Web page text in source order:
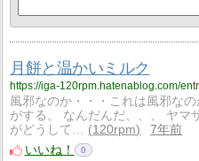
月餅と温かいミルク
風邪なのか・・・これは風邪な
がする。 なんだんだ、、、 ヤマ
がどうして…
120rpm
7年前
いいね！
0